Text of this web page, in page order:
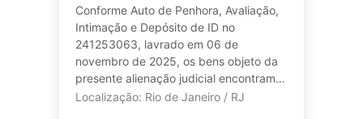
Conforme Auto de Penhora, Avaliação,
Intimação e Depósito de ID no
241253063, lavrado em 06 de
novembro de 2025, os bens objeto da
presente alienação judicial encontram-
se no endereço situado na Rua Soldado
Localização: Rio de Janeiro / RJ